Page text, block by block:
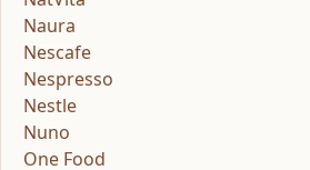
Naura
Nescafe
Nespresso
Nestle
Nuno
One Food